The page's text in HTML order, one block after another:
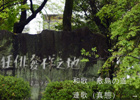
和歌「敷島の道」
連歌（真態）
→